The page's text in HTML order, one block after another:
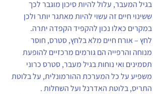
בגיל המעבר, עלול להיות סיכון מוגבר לכך
ששינוי חיים זה עשוי להיות מאתגר יותר ולכן
במקרים כאלו נכון להקפיד הקפדה יתרה.
לחץ – אורח חיים מלא בלחץ, סטרס, חוסר
מנוחה והרפייה הם גורמים מרכזיים להופעת
תסמינים ואי נוחות בגיל מעבר, סטרס כרוני
משפיע על כל המערכת ההורמונלית, על בלוטת
התריס, בלוטת האדרנל ועל השחלות .